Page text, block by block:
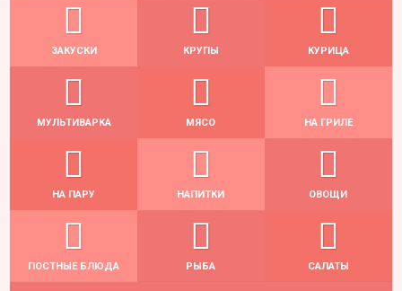
ЗАКУСКИ КРУПЫ КУРИЦА
МУЛЬТИВАРКА МЯСО НА ГРИЛЕ
НА ПАРУ НАПИТКИ ОВОЩИ
ПОСТНЫЕ БЛЮДА РЫБА САЛАТЫ